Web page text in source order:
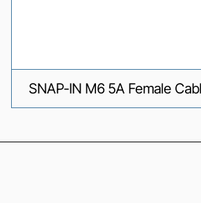
SNAP-IN M6 5A Female